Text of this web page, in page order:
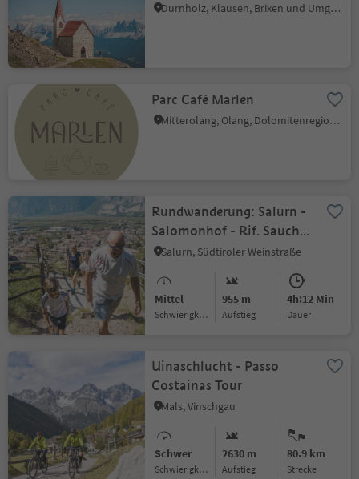
Durnholz, Klausen, Brixen und Umgebung
Parc Cafè Marlen
Mitterolang, Olang, Dolomitenregion Kronplatz
Rundwanderung: Salurn -
Salomonhof - Rif. Sauch
(946m) - Totenstöckl -
Salurn, Südtiroler Weinstraße
Mittel
Schwierigkeitsgrad
955 m
Aufstieg
4h:12 Min
Dauer
Uinaschlucht - Passo
Costainas Tour
Mals, Vinschgau
Schwer
Schwierigkeitsgrad
2630 m
Aufstieg
80.9 km
Strecke